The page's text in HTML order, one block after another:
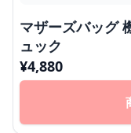
マザーズバッグ
ュック
¥4,880